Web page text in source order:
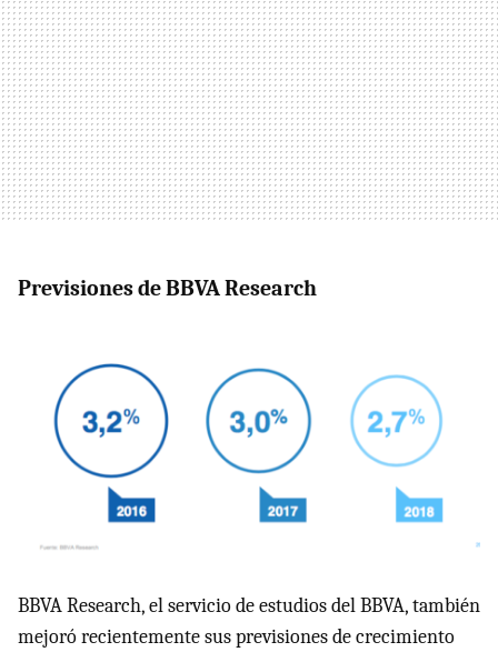
Previsiones de BBVA Research
BBVA Research, el servicio de estudios del BBVA, también
mejoró recientemente sus previsiones de crecimiento